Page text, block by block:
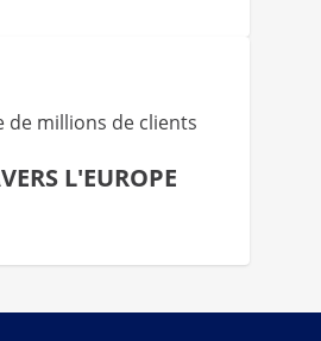
de millions de clients
L'EUROPE